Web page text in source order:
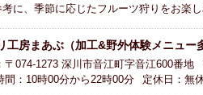
考に、季節に応じたフルーツ狩りをお楽
工房まあぶ（加工&野外体験メニュー
〒074-1273 深川市音江町字音江600番地
間：10時00分から22時00分
定休日：無